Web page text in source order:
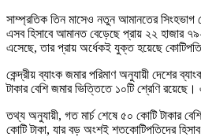
সাম্প্রতিক তিন মাসেও নতুন আমানতের সিংহভাগ
এসব হিসাবে আমানত বেড়েছে প্রায় ২২ হাজার
এসেছে, তার প্রায় অর্ধেকই যুক্ত হয়েছে
কেন্দ্রীয় ব্যাংক জমার পরিমাণ অনুযায়ী দেশের
টাকার বেশি জমার ভিত্তিতে ১০টি শ্রেণি
তথ্য অনুযায়ী, গত মার্চ শেষে ৫০ কোটি টাকার
কোটি টাকা, যার বড় অংশই শতকোটিপতিদের